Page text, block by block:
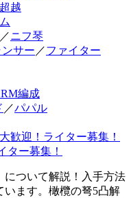
越
／ニフ琴
ンサー ／ファイター
編成
／パパル
歓迎！ライター募集！
ター募集！
について解説！入手方法
ます。橄欖の弩5凸解